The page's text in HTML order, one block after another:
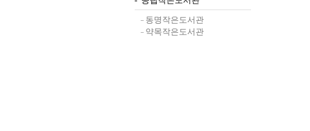
동명작은도서관
약목작은도서관